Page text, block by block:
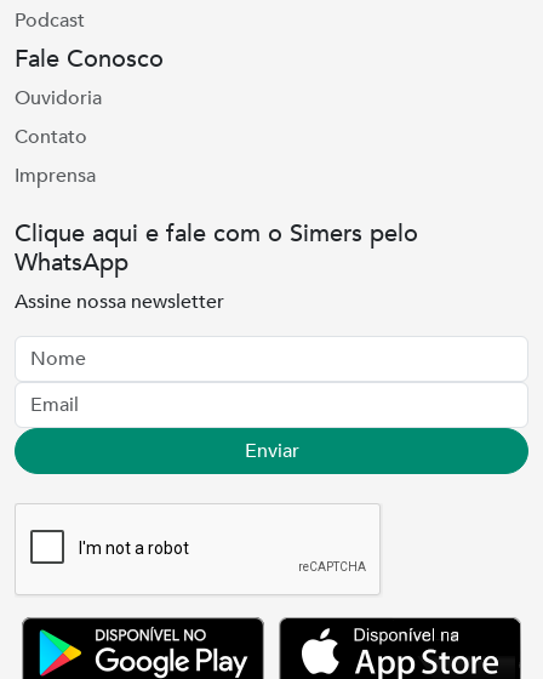
Podcast
Fale Conosco
Ouvidoria
Contato
Imprensa
Clique aqui e fale com o Simers pelo
WhatsApp
Assine nossa newsletter
Nome
Email
Enviar